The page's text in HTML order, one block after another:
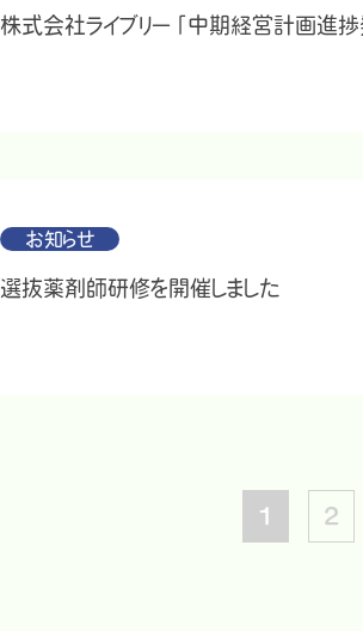
株式会社ライブリー「中期経営計画進捗
お知らせ
選抜薬剤師研修を開催しました
1 2